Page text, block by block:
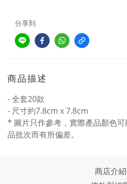
分享到
商品描述
- 全套20款
- 尺寸約7.8cm x 7.8cm
* 圖片只作參考，實際產品顏色
品批次而有所偏差。
商店介紹